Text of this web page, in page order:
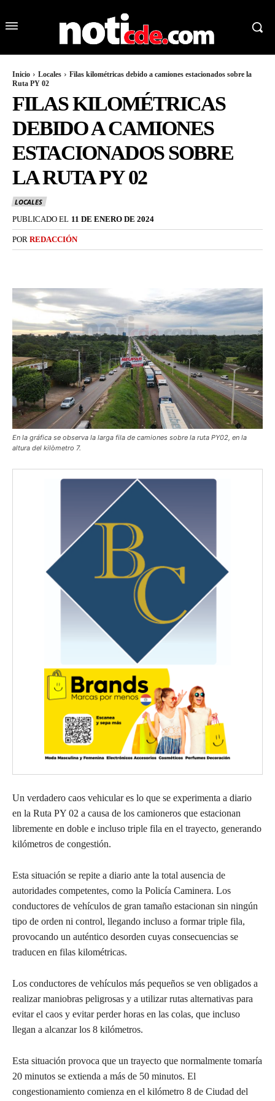
Inicio Locales
Filas kilométricas debido a camiones estacionados sobre la
Ruta PY 02
FILAS KILOMÉTRICAS
DEBIDO A CAMIONES
ESTACIONADOS SOBRE
LA RUTA PY 02
LOCALES
PUBLICADO EL 11 DE ENERO DE 2024
POR REDACCIÓN
En la gráfica se observa la larga fila de camiones sobre la ruta PY02, en la
altura del kilòmetro 7.
Un verdadero caos vehicular es lo que se experimenta a diario
en la Ruta PY 02 a causa de los camioneros que estacionan
libremente en doble e incluso triple fila en el trayecto, generando
kilómetros de congestión.
Esta situación se repite a diario ante la total ausencia de
autoridades competentes, como la Policía Caminera. Los
conductores de vehículos de gran tamaño estacionan sin ningún
tipo de orden ni control, llegando incluso a formar triple fila,
provocando un auténtico desorden cuyas consecuencias se
traducen en filas kilométricas.
Los conductores de vehículos más pequeños se ven obligados a
realizar maniobras peligrosas y a utilizar rutas alternativas para
evitar el caos y evitar perder horas en las colas, que incluso
llegan a alcanzar los 8 kilómetros.
Esta situación provoca que un trayecto que normalmente tomaría
20 minutos se extienda a más de 50 minutos. El
congestionamiento comienza en el kilómetro 8 de Ciudad del